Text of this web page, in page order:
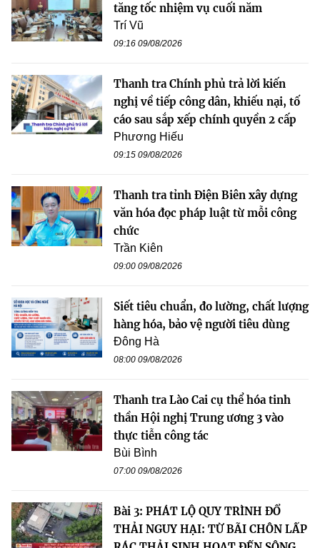
tăng tốc nhiệm vụ cuối năm
Trí Vũ
09:16 09/08/2026
Thanh tra Chính phủ trả lời kiến
nghị về tiếp công dân, khiếu nại, tố
cáo sau sắp xếp chính quyền 2 cấp
Phương Hiếu
09:15 09/08/2026
Thanh tra tỉnh Điện Biên xây dựng
văn hóa đọc pháp luật từ mỗi công
chức
Trần Kiên
09:00 09/08/2026
Siết tiêu chuẩn, đo lường, chất lượng
hàng hóa, bảo vệ người tiêu dùng
Đông Hà
08:00 09/08/2026
Thanh tra Lào Cai cụ thể hóa tinh
thần Hội nghị Trung ương 3 vào
thực tiễn công tác
Bùi Bình
07:00 09/08/2026
Bài 3: PHÁT LỘ QUY TRÌNH ĐỔ
THẢI NGUY HẠI: TỪ BÃI CHÔN LẤP